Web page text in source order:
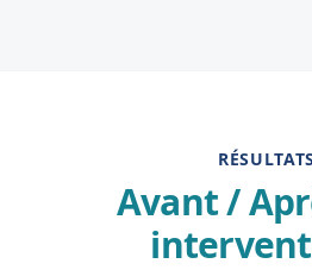
RÉSULTATS
Avant /